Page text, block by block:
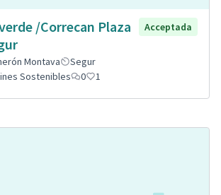
/Correcan Plaza
Acceptada
Montava
Segur
Sostenibles
0 1